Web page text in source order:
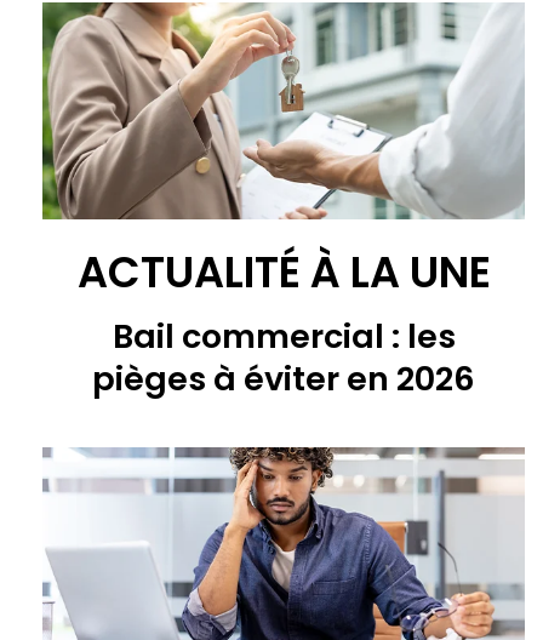
ACTUALITÉ À LA UNE
Bail commercial : les
pièges à éviter en 2026